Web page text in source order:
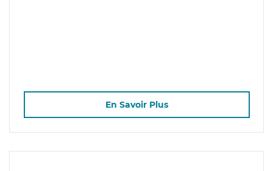
En Savoir Plus